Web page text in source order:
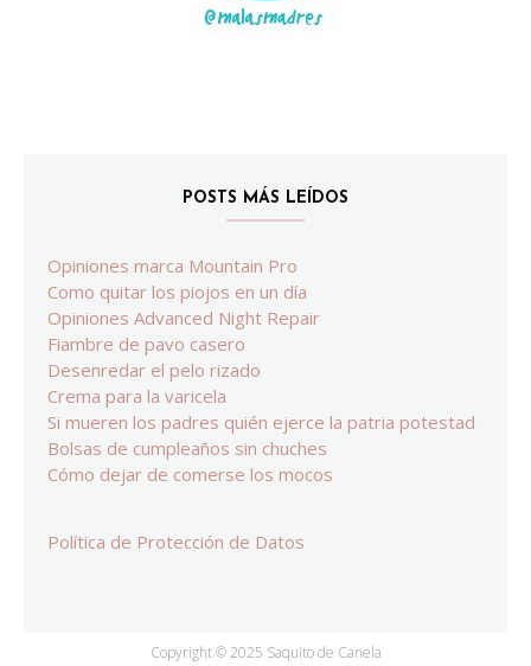
POSTS MÁS LEÍDOS
Opiniones marca Mountain Pro
Como quitar los piojos en un día
Opiniones Advanced Night Repair
Fiambre de pavo casero
Desenredar el pelo rizado
Crema para la varicela
Si mueren los padres quién ejerce la patria potestad
Bolsas de cumpleaños sin chuches
Cómo dejar de comerse los mocos
Política de Protección de Datos
Copyright © 2025 Saquito de Canela